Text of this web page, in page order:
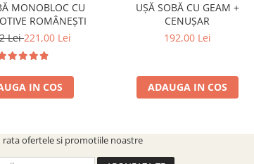
MONOBLOC CU
ROMÂNEȘTI
Lei221,00 Lei
IN COS
UȘĂ SOBĂ CU GEAM +
CENUȘAR
192,00 Lei
ADAUGA IN COS
rata ofertele si promotiile noastre